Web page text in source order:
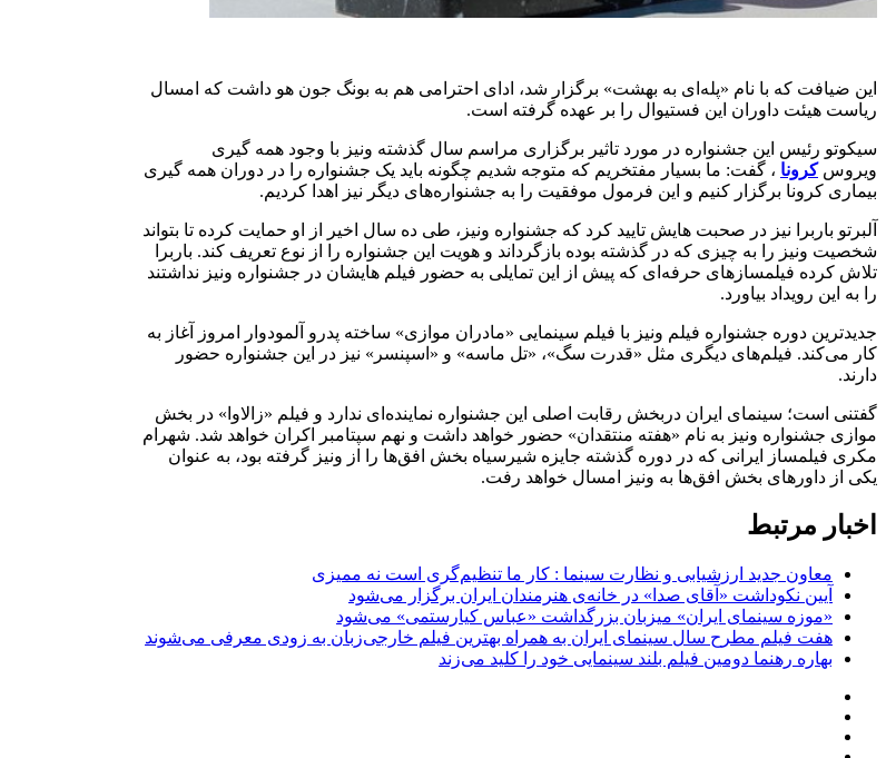
این ضیافت که با نام «پله‌ای به بهشت» برگزار شد، ادای احترامی هم به بونگ جون هو داشت که امسال
ریاست هیئت داوران این فستیوال را بر عهده گرفته است.
سیکوتو رئیس این جشنواره در مورد تاثیر برگزاری مراسم سال گذشته ونیز با وجود همه گیری
ویروسکرونا ، گفت: ما بسیار مفتخریم که متوجه شدیم چگونه باید یک جشنواره را در دوران همه گیری
بیماری کرونا برگزار کنیم و این فرمول موفقیت را به جشنواره‌های دیگر نیز اهدا کردیم.
آلبرتو باربرا نیز در صحبت هایش تایید کرد که جشنواره ونیز، طی ده سال اخیر از او حمایت کرده تا بتواند
شخصیت ونیز را به چیزی که در گذشته بوده بازگرداند و هویت این جشنواره را از نوع تعریف کند. باربرا
تلاش کرده فیلمساز‌های حرفه‌ای که پیش از این تمایلی به حضور فیلم هایشان در جشنواره ونیز نداشتند
را به این رویداد بیاورد.
جدیدترین دوره جشنواره فیلم ونیز با فیلم سینمایی «مادران موازی» ساخته پدرو آلمودوار امروز آغاز به
کار می‌کند. فیلم‌های دیگری مثل «قدرت سگ»، «تل ماسه» و «اسپنسر» نیز در این جشنواره حضور
دارند.
گفتنی است؛ سینمای ایران دربخش رقابت اصلی این جشنواره نماینده‌ای ندارد و فیلم «زالاوا» در بخش
موازی جشنواره ونیز به نام «هفته منتقدان» حضور خواهد داشت و نهم سپتامبر اکران خواهد شد. شهرام
مکری فیلمساز ایرانی که در دوره گذشته جایزه شیرسیاه بخش افق‌ها را از ونیز گرفته بود، به عنوان
یکی از داور‌های بخش افق‌ها به ونیز امسال خواهد رفت.
اخبار مرتبط
معاون جدید ارزشیابی و نظارت سینما : کار ما تنظیم‌گری است نه ممیزی
آیین نکوداشت «آقای صدا» در خانه‌ی هنرمندان ایران برگزار می‌شود
«موزه سینمای ایران» میزبان بزرگداشت «عباس کیارستمی» می‌شود
هفت فیلم مطرح سال سینمای ایران به همراه بهترین فیلم خارجی‌زبان به زودی معرفی می‌شوند
بهاره رهنما دومین فیلم بلند سینمایی خود را کلید می‌زند